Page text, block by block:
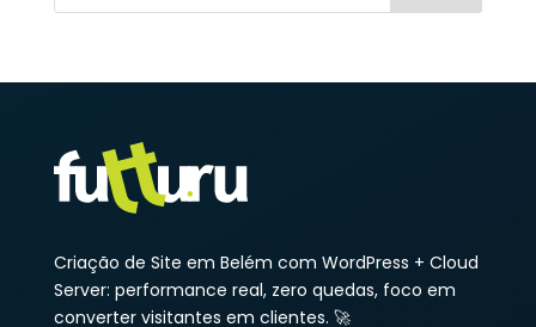
Criação de Site em Belém com WordPress + Cloud
Server: performance real, zero quedas, foco em
converter visitantes em clientes. 🚀